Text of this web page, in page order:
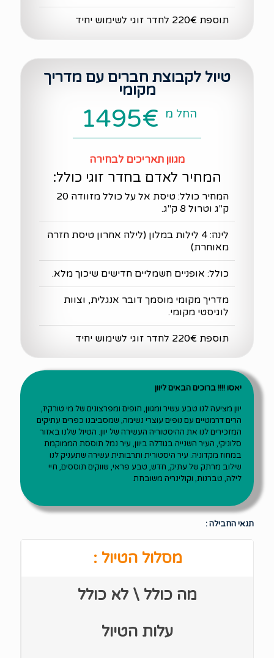
תוספת 220€ לחדר זוגי לשימוש יחיד
טיול לקבוצת חברים עם מדריך
מקומי
החל מ 1495€
מגוון תאריכים לבחירה
המחיר לאדם בחדר זוגי כולל:
המחיר כולל: טיסת אל על כולל מזוודה 20
ק"ג וטרול 8 ק"ג.
לינה: 4 לילות במלון (לילה אחרון טיסת חזרה
מאוחרת)
כולל: אופניים חשמליים חדישים שיכוך מלא.
מדריך מקומי מוסמך דובר אנגלית, וצוות
לוגיסטי מקומי.
תוספת 220€ לחדר זוגי לשימוש יחיד
יאסו !!!! ברוכים הבאים ליוון
יוון מציעה לנו טבע עשיר ומגוון, חופים ומפרצונים של מי טורקיז,
הרים דרמטיים עם נופים עוצרי נשימה, שמסביבנו כפרים עתיקים
המזכירים לנו את ההיסטוריה העשירה של יוון. הטיול שלנו באזור
סלוניקי, העיר השנייה בגודלה ביוון, עיר נמל תוססת הממוקמת
במחוז מקדוניה. עיר היסטורית ותרבותית עשירה שתעניק לנו
שילוב מרתק של עתיק, חדש, טבע פראי, שווקים תוססים, חיי
לילה, טברנות, וקולינריה משובחת
תנאי החבילה :
מסלול הטיול :
מה כולל \ לא כולל
עלות הטיול